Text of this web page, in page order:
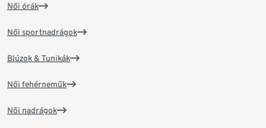
Női órák
Női sportnadrágok
Blúzok & Tunikák
Női fehérneműk
Női nadrágok